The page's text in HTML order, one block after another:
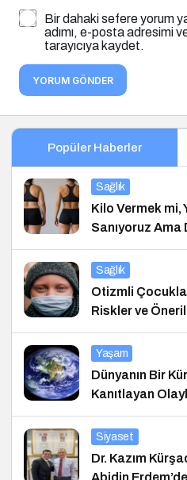
Bir dahaki sefere yorum
adımı, e-posta adresimi
tarayıcıya kaydet.
YORUM GÖNDER
Popüler Haberler
Sağlık
Kilo Vermek mi,
Sanıyoruz Ama
Sağlık
Otizmli
Riskler ve
Yaşam
Dünyanın Bir
Kanıtlayan
Siyaset
Dr. Kazım
Abidin